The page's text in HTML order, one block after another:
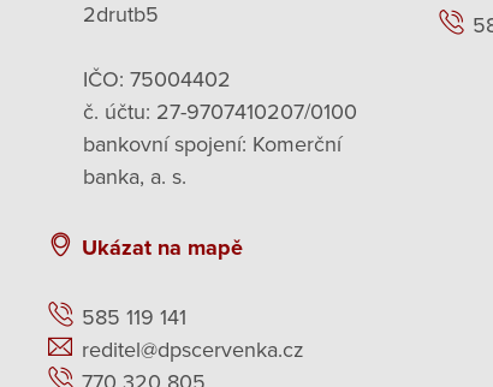
2drutb5
IČO: 75004402
č. účtu: 27-9707410207/0100
bankovní spojení: Komerční
banka, a. s.
Ukázat na mapě
585 119 141
reditel@dpscervenka.cz